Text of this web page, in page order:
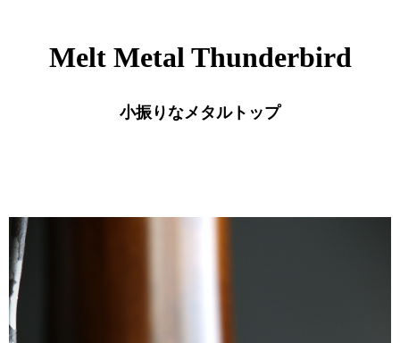
Melt Metal Thunderbird
小振りなメタルトップ